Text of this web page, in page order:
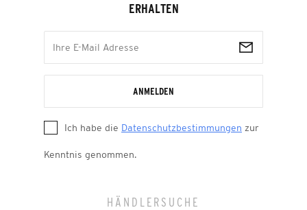
ERHALTEN
ANMELDEN
Ich habe die Datenschutzbestimmungen zur
Kenntnis genommen.
HÄNDLERSUCHE